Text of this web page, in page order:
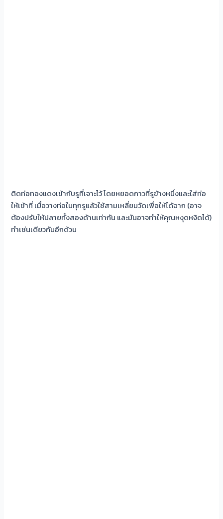
ติดท่อทองแดงเข้ากับรูที่เจาะไว้ โดยหยอดกาวที่รูข้างหนึ่งและใส่ท่อ
ให้เข้าที่ เมื่อวางท่อในทุกรูแล้วใช้สามเหลี่ยมวัดเพื่อให้ได้ฉาก (อาจ
ต้องปรับให้ปลายทั้งสองด้านเท่ากัน และมันอาจทำให้คุณหงุดหงิดได้)
ทำเช่นเดียวกันอีกด้วน